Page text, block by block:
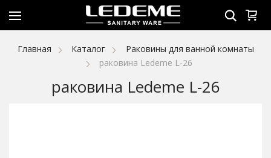
Главная Каталог
Раковины для ванной комнаты
раковина Ledeme L-26
раковина Ledeme L-26